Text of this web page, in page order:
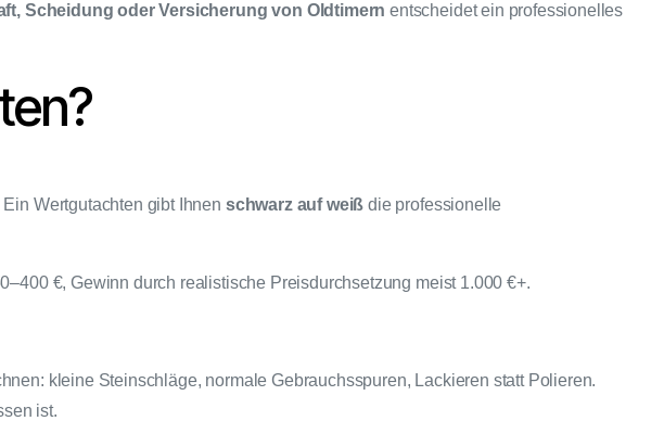
Scheidung oder Versicherung von Oldtimern entscheidet ein professionelles
Wertgutachten gibt Ihnen schwarz auf weiß die professionelle
€, Gewinn durch realistische Preisdurchsetzung meist 1.000 €+.
kleine Steinschläge, normale Gebrauchsspuren, Lackieren statt Polieren.
ist.